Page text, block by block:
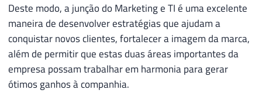
Deste modo, a junção do Marketing e TI é uma excelente
maneira de desenvolver estratégias que ajudam a
conquistar novos clientes, fortalecer a imagem da marca,
além de permitir que estas duas áreas importantes da
empresa possam trabalhar em harmonia para gerar
ótimos ganhos à companhia.